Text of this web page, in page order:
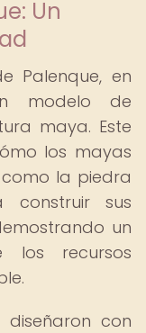
Un
Palenque, en
modelo de
maya. Este
los mayas
la piedra
sus
un
los recursos
diseñaron con